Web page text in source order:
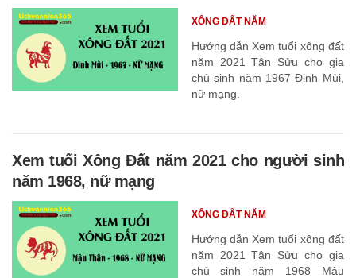
Hướng dẫn Xem tuổi xông đất
năm 2021 Tân Sửu cho gia
chủ sinh năm 1967 Đinh Mùi,
nữ mạng.
XÔNG ĐẤT NĂM
Xem tuổi Xông Đất năm 2021 cho người sinh
năm 1968, nữ mạng
Hướng dẫn Xem tuổi xông đất
năm 2021 Tân Sửu cho gia
chủ sinh năm 1968 Mậu
XÔNG ĐẤT NĂM